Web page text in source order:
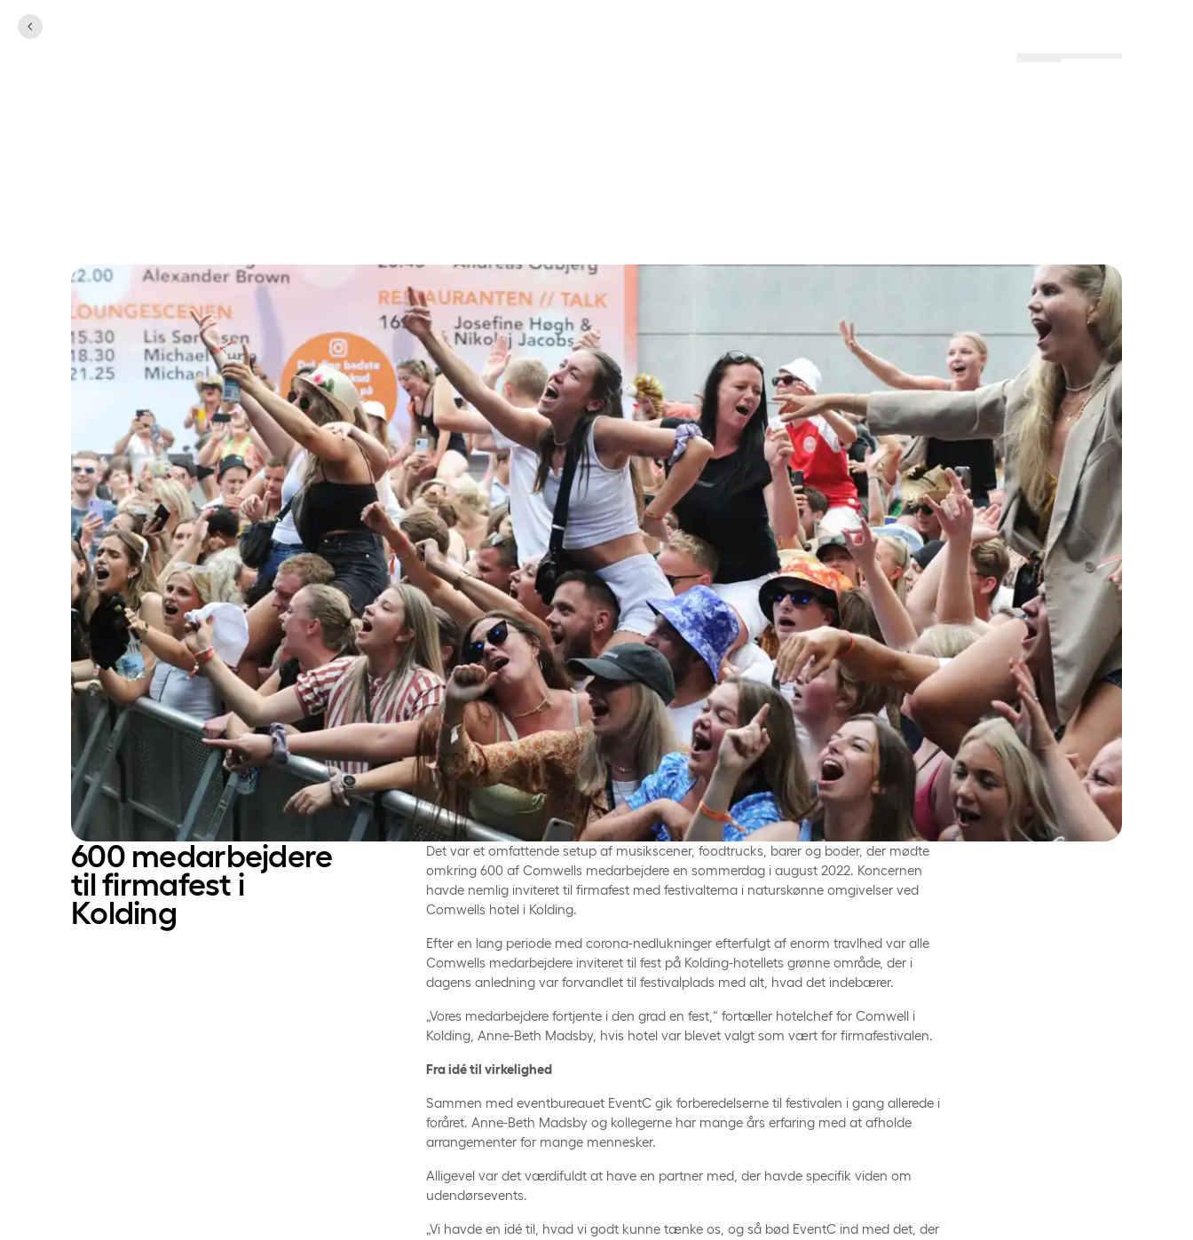
600 medarbejdere
til firmafest i
Kolding
Det var et omfattende setup af musikscener, foodtrucks, barer og boder, der mødte
omkring 600 af Comwells medarbejdere en sommerdag i august 2022. Koncernen
havde nemlig inviteret til firmafest med festivaltema i naturskønne omgivelser ved
Comwells hotel i Kolding.
Efter en lang periode med corona-nedlukninger efterfulgt af enorm travlhed var alle
Comwells medarbejdere inviteret til fest på Kolding-hotellets grønne område, der i
dagens anledning var forvandlet til festivalplads med alt, hvad det indebærer.
„Vores medarbejdere fortjente i den grad en fest,“ fortæller hotelchef for Comwell i
Kolding, Anne-Beth Madsby, hvis hotel var blevet valgt som vært for firmafestivalen.
Fra idé til virkelighed
Sammen med eventbureauet EventC gik forberedelserne til festivalen i gang allerede i
foråret. Anne-Beth Madsby og kollegerne har mange års erfaring med at afholde
arrangementer for mange mennesker.
Alligevel var det værdifuldt at have en partner med, der havde specifik viden om
udendørsevents.
„Vi havde en idé til, hvad vi godt kunne tænke os, og så bød EventC ind med det, der